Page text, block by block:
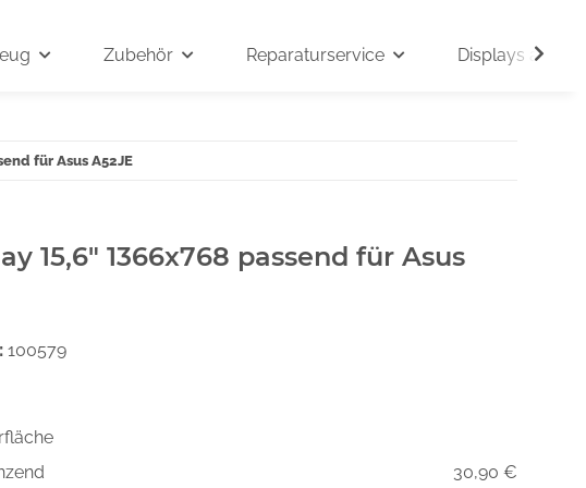
Zubehör Reparaturservice Displays auf
für Asus A52JE
15,6" 1366x768 passend für Asus
100579
30,90 €